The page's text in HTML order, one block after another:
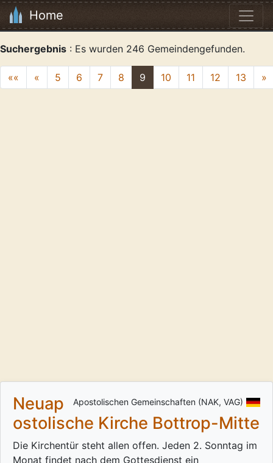
Home
Suchergebnis : Es wurden 246 Gemeindengefunden.
«« « 5 6 7 8 9 10 11 12 13 »
Apostolischen Gemeinschaften (NAK, VAG)
Neuap
ostolische Kirche Bottrop-Mitte
Die Kirchentür steht allen offen. Jeden 2. Sonntag im
Monat findet nach dem Gottesdienst ein